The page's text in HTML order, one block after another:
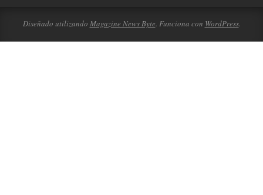
Diseñado utilizando Magazine News Byte. Funciona con WordPress.